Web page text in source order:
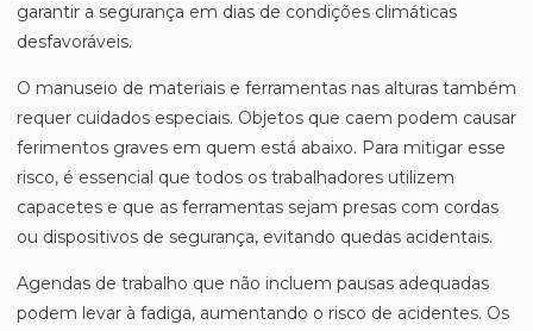
garantir a segurança em dias de condições climáticas
desfavoráveis.
O manuseio de materiais e ferramentas nas alturas também
requer cuidados especiais. Objetos que caem podem causar
ferimentos graves em quem está abaixo. Para mitigar esse
risco, é essencial que todos os trabalhadores utilizem
capacetes e que as ferramentas sejam presas com cordas
ou dispositivos de segurança, evitando quedas acidentais.
Agendas de trabalho que não incluem pausas adequadas
podem levar à fadiga, aumentando o risco de acidentes. Os